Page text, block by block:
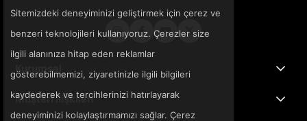
Kurumsal
Müşteri İlişkileri
Sitemizdeki deneyiminizi geliştirmek için çerez ve
benzeri teknolojileri kullanıyoruz. Çerezler size
ilgili alanınıza hitap eden reklamlar
gösterebilmemizi, ziyaretinizle ilgili bilgileri
kaydederek ve tercihlerinizi hatırlayarak
deneyiminizi kolaylaştırmamızı sağlar. Çerez